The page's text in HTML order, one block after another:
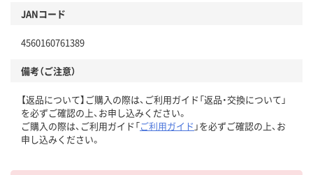
JANコード
4560160761389
備考（ご注意）
【返品について】ご購入の際は、ご利用ガイド「返品・交換について」
を必ずご確認の上、お申し込みください。
ご購入の際は、ご利用ガイド「ご利用ガイド 」を必ずご確認の上、お
申し込みください。